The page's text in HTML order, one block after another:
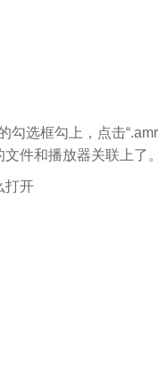
勾选框勾上，点击
文件和播放器关联上了。